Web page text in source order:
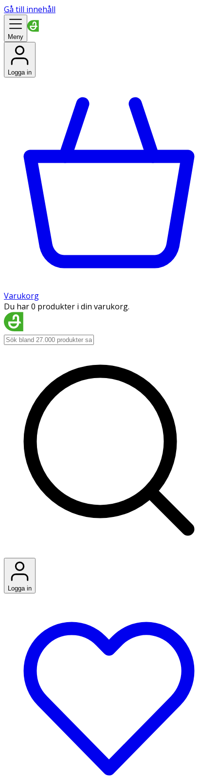
Gå till innehåll
Meny
Logga in
Varukorg
Du har 0 produkter i din varukorg.
Logga in